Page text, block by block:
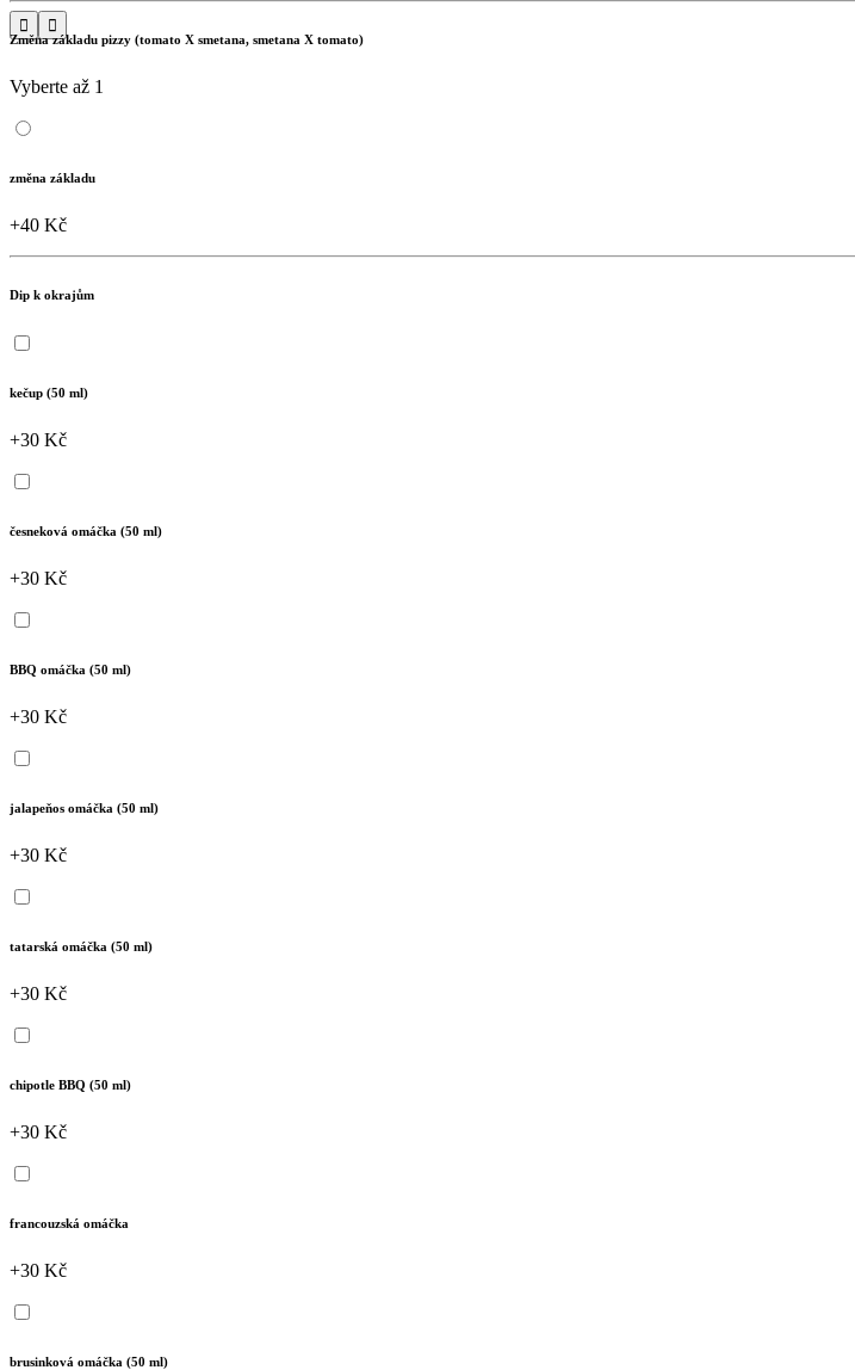
 
Změna základu pizzy (tomato X smetana, smetana X tomato)
Vyberte až 1
změna základu
+40 Kč
Dip k okrajům
kečup (50 ml)
+30 Kč
česneková omáčka (50 ml)
+30 Kč
BBQ omáčka (50 ml)
+30 Kč
jalapeňos omáčka (50 ml)
+30 Kč
tatarská omáčka (50 ml)
+30 Kč
chipotle BBQ (50 ml)
+30 Kč
francouzská omáčka
+30 Kč
brusinková omáčka (50 ml)